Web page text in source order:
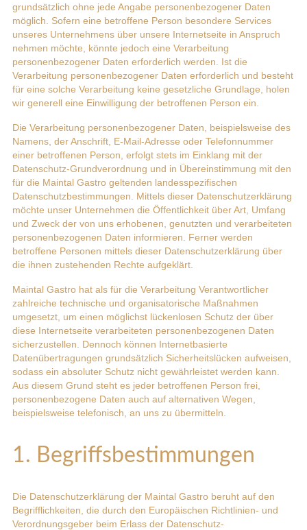
grundsätzlich ohne jede Angabe personenbezogener Daten
möglich. Sofern eine betroffene Person besondere Services
unseres Unternehmens über unsere Internetseite in Anspruch
nehmen möchte, könnte jedoch eine Verarbeitung
personenbezogener Daten erforderlich werden. Ist die
Verarbeitung personenbezogener Daten erforderlich und besteht
für eine solche Verarbeitung keine gesetzliche Grundlage, holen
wir generell eine Einwilligung der betroffenen Person ein.
Die Verarbeitung personenbezogener Daten, beispielsweise des
Namens, der Anschrift, E-Mail-Adresse oder Telefonnummer
einer betroffenen Person, erfolgt stets im Einklang mit der
Datenschutz-Grundverordnung und in Übereinstimmung mit den
für die Maintal Gastro geltenden landesspezifischen
Datenschutzbestimmungen. Mittels dieser Datenschutzerklärung
möchte unser Unternehmen die Öffentlichkeit über Art, Umfang
und Zweck der von uns erhobenen, genutzten und verarbeiteten
personenbezogenen Daten informieren. Ferner werden
betroffene Personen mittels dieser Datenschutzerklärung über
die ihnen zustehenden Rechte aufgeklärt.
Maintal Gastro hat als für die Verarbeitung Verantwortlicher
zahlreiche technische und organisatorische Maßnahmen
umgesetzt, um einen möglichst lückenlosen Schutz der über
diese Internetseite verarbeiteten personenbezogenen Daten
sicherzustellen. Dennoch können Internetbasierte
Datenübertragungen grundsätzlich Sicherheitslücken aufweisen,
sodass ein absoluter Schutz nicht gewährleistet werden kann.
Aus diesem Grund steht es jeder betroffenen Person frei,
personenbezogene Daten auch auf alternativen Wegen,
beispielsweise telefonisch, an uns zu übermitteln.
1. Begriffsbestimmungen
Die Datenschutzerklärung der Maintal Gastro beruht auf den
Begrifflichkeiten, die durch den Europäischen Richtlinien- und
Verordnungsgeber beim Erlass der Datenschutz-